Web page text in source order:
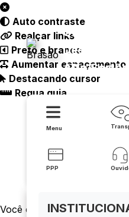
Consórcio
Alto Sertão
Menu
PPP
Auto contraste
Realçar links
Preto e branco
Aumentar espaçamento
Destacando cursor
Regua guia
Você está navegando em: